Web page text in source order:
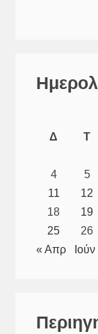
Δ Τ
4
5
11
12
18
19
25
26
« Απρ